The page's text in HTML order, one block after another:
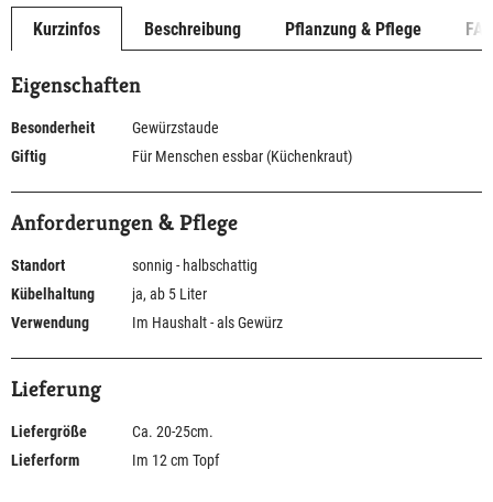
Kurzinfos Beschreibung Pflanzung & Pflege
Eigenschaften
Besonderheit
Gewürzstaude
Giftig
Für Menschen essbar (Küchenkraut)
Anforderungen & Pflege
Standort
sonnig - halbschattig
Kübelhaltung
ja, ab 5 Liter
Verwendung
Im Haushalt - als Gewürz
Lieferung
Liefergröße
Ca. 20-25cm.
Lieferform
Im 12 cm Topf